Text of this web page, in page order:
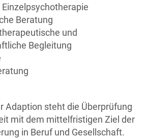
Einzelpsychotherapie
Beratung
und
Begleitung
Adaption steht die Überprüfung
mit dem mittelfristigen Ziel der
in Beruf und Gesellschaft.